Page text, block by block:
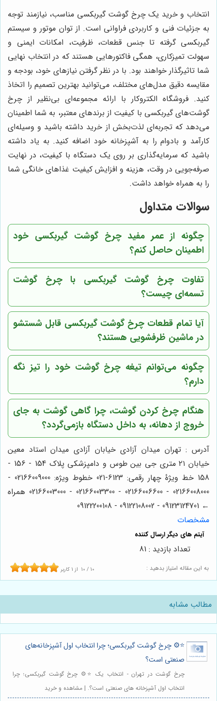
انتخاب و خرید یک چرخ گوشت گیربکسی مناسب، نیازمند توجه
به جزئیات فنی و کاربردی فراوانی است. از توان موتور و سیستم
گیربکسی گرفته تا جنس قطعات، ظرفیت، امکانات ایمنی و
سهولت تمیزکاری، همگی فاکتورهایی هستند که در انتخاب نهایی
شما تاثیرگذار خواهند بود. با در نظر گرفتن نیازهای خود، بودجه و
مقایسه دقیق مدل‌های مختلف، می‌توانید بهترین تصمیم را اتخاذ
کنید. فروشگاه الکتروکار با ارائه مجموعه‌ای بی‌نظیر از چرخ
گوشت‌های گیربکسی با کیفیت از برندهای معتبر، به شما اطمینان
می‌دهد که تجربه‌ای لذت‌بخش از خرید داشته باشید و وسیله‌ای
کارآمد و بادوام را به آشپزخانه خود اضافه کنید. به یاد داشته
باشید که سرمایه‌گذاری بر روی یک دستگاه با کیفیت، در نهایت
صرفه‌جویی در وقت، هزینه و افزایش کیفیت غذاهای خانگی شما
را به همراه خواهد داشت.
سوالات متداول
چگونه از عمر مفید چرخ گوشت گیربکسی خود
اطمینان حاصل کنم؟
تفاوت چرخ گوشت گیربکسی با چرخ گوشت
تسمه‌ای چیست؟
آیا تمام قطعات چرخ گوشت گیربکسی قابل شستشو
در ماشین ظرفشویی هستند؟
چگونه می‌توانم تیغه چرخ گوشت خود را تیز نگه
دارم؟
هنگام چرخ کردن گوشت، چرا گاهی گوشت به جای
خروج از دهانه، به داخل دستگاه بازمی‌گردد؟
آدرس : تهران میدان آزادی خیابان آزادی میدان استاد معین
خیابان ۲۱ متری جی بین طوس و دامپزشکی پلاک 154 - 156 -
158 خط ویژۀ چهار رقمی: 6123-021 خطوط ویژه: 02166009000 -
02166008000 - 02166006600 - 02166003300 - 02166003000 همراه
← 09123124701 - 09122108002 - 09122200108
مشخصات
به این مقاله امتیاز بدهید : 10 / 10 از 1 کاربر
تعداد بازدید : 81
مطالب مشابه
⭐️⚙️ چرخ گوشت گیربکسی؛ چرا انتخاب اول آشپزخانه‌های
صنعتی است؟
چرخ گوشت در تهران - انتخاب یک ⭐️⚙️ چرخ گوشت گیربکسی؛ چرا
انتخاب اول آشپزخانه های صنعتی است؟. | مشاهده و خرید